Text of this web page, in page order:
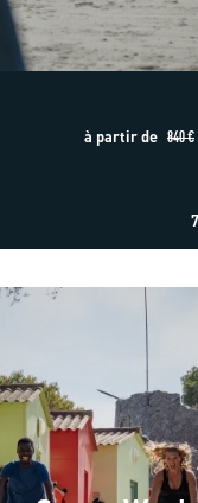
à partir de 840 €